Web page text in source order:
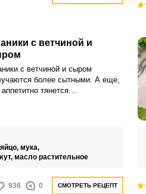
с ветчиной и
с ветчиной и сыром
более сытными. А еще,
аппетитно тянется
яйцо, мука,
масло растительное
936 0 СМОТРЕТЬ РЕЦЕПТ